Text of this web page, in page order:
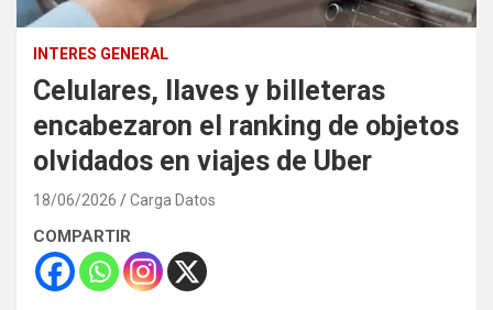
INTERES GENERAL
Celulares, llaves y billeteras
encabezaron el ranking de objetos
olvidados en viajes de Uber
18/06/2026 Carga Datos
COMPARTIR